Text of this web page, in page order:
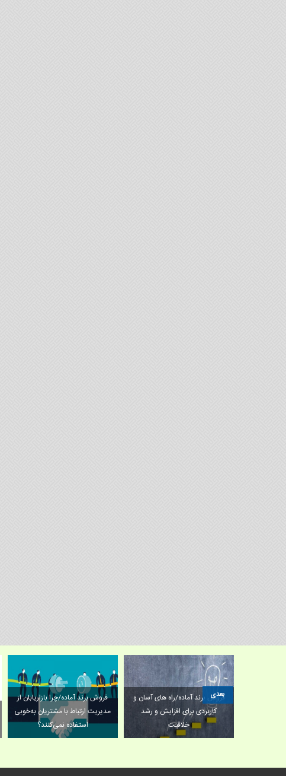
فروش برند آماده/چرا بازاریابان از
مدیریت ارتباط با مشتریان به‌خوبی
استفاده نمی‌کنند؟
فروش برند آماده/راه های آسان و
کاربردی برای افزایش و رشد
خلاقیت
بعدی